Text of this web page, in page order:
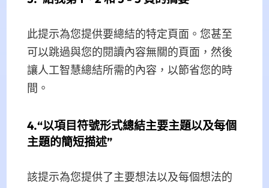
此提示為您提供要總結的特定頁面。您甚至
可以跳過與您的閱讀內容無關的頁面，然後
讓人工智慧總結所需的內容，以節省您的時
間。
4.“以項目符號形式總結主要主題以及每個
主題的簡短描述”
該提示為您提供了主要想法以及每個想法的